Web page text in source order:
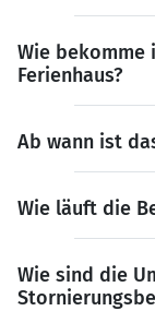
Wie bekomme
Ferienhaus?
Ab wann ist
Wie läuft die
Wie sind die